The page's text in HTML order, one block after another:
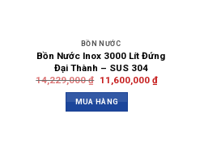
BỒN NƯỚC
Bồn Nước Inox 3000 Lít Đứng
Đại Thành – SUS 304
14,229,000₫ 11,600,000 ₫
MUA HÀNG